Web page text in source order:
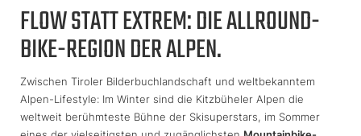
FLOW STATT EXTREM: DIE ALLROUND-
BIKE-REGION DER ALPEN.
Zwischen Tiroler Bilderbuchlandschaft und weltbekanntem
Alpen-Lifestyle: Im Winter sind die Kitzbüheler Alpen die
weltweit berühmteste Bühne der Skisuperstars, im Sommer